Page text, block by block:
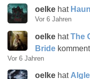
oelke hat
Vor 6 Jahren
oelke hatThe
Bride
Vor 6 Jahren
oelke hat